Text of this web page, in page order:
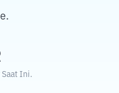
Saat Ini.